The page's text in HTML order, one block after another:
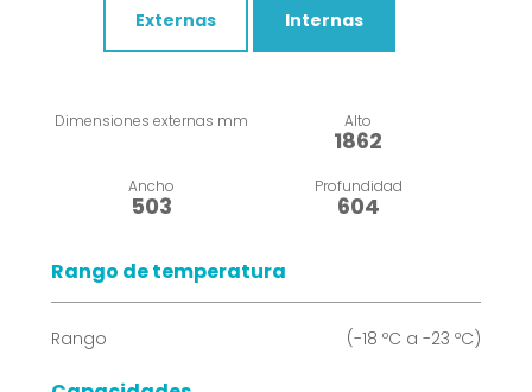
Externas Internas
Dimensiones externas mm Alto
1862
Ancho
503
Profundidad
604
Rango de temperatura
Rango (-18 ºC a -23 ºC)